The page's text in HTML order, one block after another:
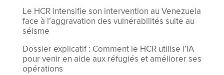
Le HCR intensifie son intervention au Venezuela
face à l’aggravation des vulnérabilités suite au
séisme
Dossier explicatif : Comment le HCR utilise l’IA
pour venir en aide aux réfugiés et améliorer ses
opérations